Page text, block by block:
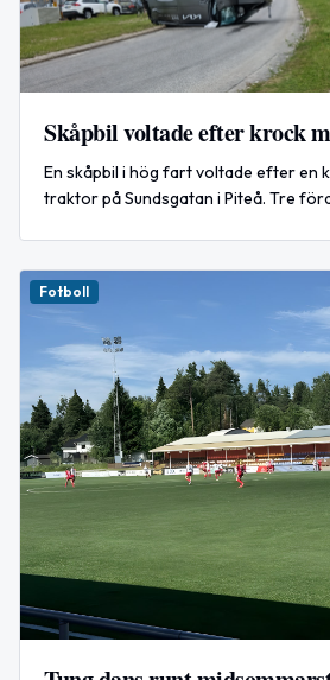
Skåpbil voltade efter krock
En skåpbil i hög fart voltade efter en
traktor på Sundsgatan i Piteå. Tre
Fotboll